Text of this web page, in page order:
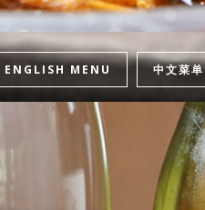
ENGLISH MENU 中文菜单